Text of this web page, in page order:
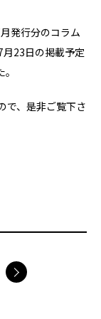
発行分のコラム
23日の掲載予定
で、是非ご覧下さ